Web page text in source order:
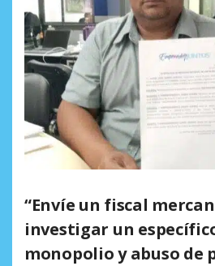
“Envíe un fiscal
investigar un
monopolio y abuso de